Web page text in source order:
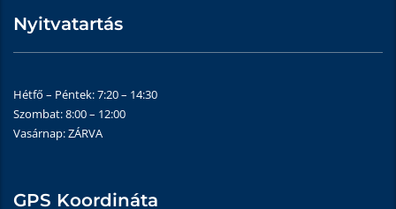
Nyitvatartás
Hétfő – Péntek: 7:20 – 14:30
Szombat: 8:00 – 12:00
Vasárnap: ZÁRVA
GPS Koordináta